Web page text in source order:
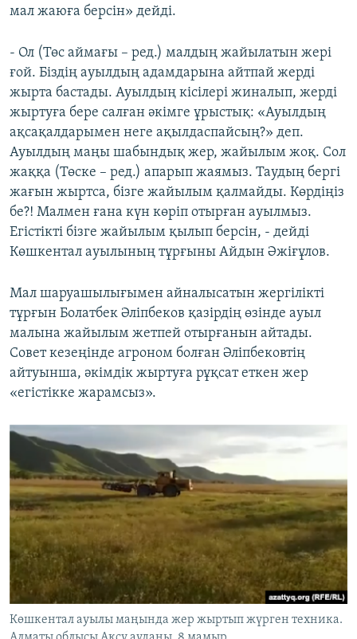
мал жаюға берсін» дейді.
- Ол (Төс аймағы – ред.) малдың жайылатын жері
ғой. Біздің ауылдың адамдарына айтпай жерді
жырта бастады. Ауылдың кісілері жиналып, жерді
жыртуға бере салған әкімге ұрыстық: «Ауылдың
ақсақалдарымен неге ақылдаспайсың?» деп.
Ауылдың маңы шабындық жер, жайылым жоқ. Сол
жаққа (Төске – ред.) апарып жаямыз. Таудың бергі
жағын жыртса, бізге жайылым қалмайды. Көрдіңіз
бе?! Малмен ғана күн көріп отырған ауылмыз.
Егістікті бізге жайылым қылып берсін, - дейді
Көшкентал ауылының тұрғыны Айдын Әжіғұлов.
Мал шаруашылығымен айналысатын жергілікті
тұрғын Болатбек Әліпбеков қазірдің өзінде ауыл
малына жайылым жетпей отырғанын айтады.
Совет кезеңінде агроном болған Әліпбековтің
айтуынша, әкімдік жыртуға рұқсат еткен жер
«егістікке жарамсыз».
Көшкентал ауылы маңында жер жыртып жүрген техника.